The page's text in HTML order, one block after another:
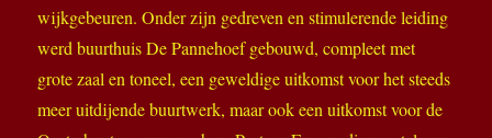
wijkgebeuren. Onder zijn gedreven en stimulerende leiding
werd buurthuis De Pannehoef gebouwd, compleet met
grote zaal en toneel, een geweldige uitkomst voor het steeds
meer uitdijende buurtwerk, maar ook een uitkomst voor de